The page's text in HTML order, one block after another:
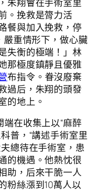
。挽救是膂力活
餐與加入挽救，停
嚴重情形下，做心臟
失衡的極端！」林
那極度鎮靜且優雅
布指令。眷沒廢棄
過后，朱翔的頭發
的地上。
在收集上以“麻醉
普，“講述手術室里
總待在手術室，患
的機遇。他熱忱很
助，后來干脆一人
粉絲漲到10萬人以